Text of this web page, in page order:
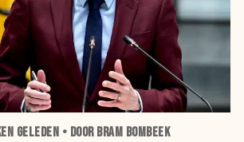
GELEDEN • DOOR BRAM BOMBEEK